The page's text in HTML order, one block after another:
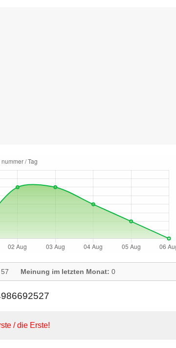
57 Meinung im letzten Monat: 0
/ die Erste!